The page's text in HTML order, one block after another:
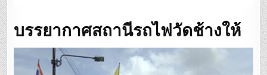
บรรยากาศสถานีรถไฟวัดช้างให้